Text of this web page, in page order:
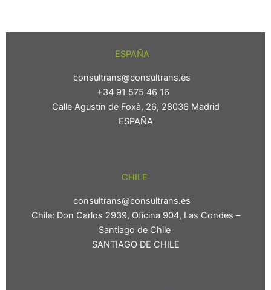
ESPAÑA
consultrans@consultrans.es
+34 91 575 46 16
Calle Agustín de Foxà, 26, 28036 Madrid
ESPAÑA
CHILE
consultrans@consultrans.es
Chile: Don Carlos 2939, Oficina 904, Las Condes –
Santiago de Chile
SANTIAGO DE CHILE